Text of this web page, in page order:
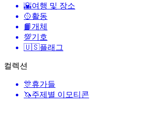
🌇여행 및 장소
🥎활동
📙개체
💯기호
🇺🇸플래그
컬렉션
🎊휴가들
🦄주제별 이모티콘